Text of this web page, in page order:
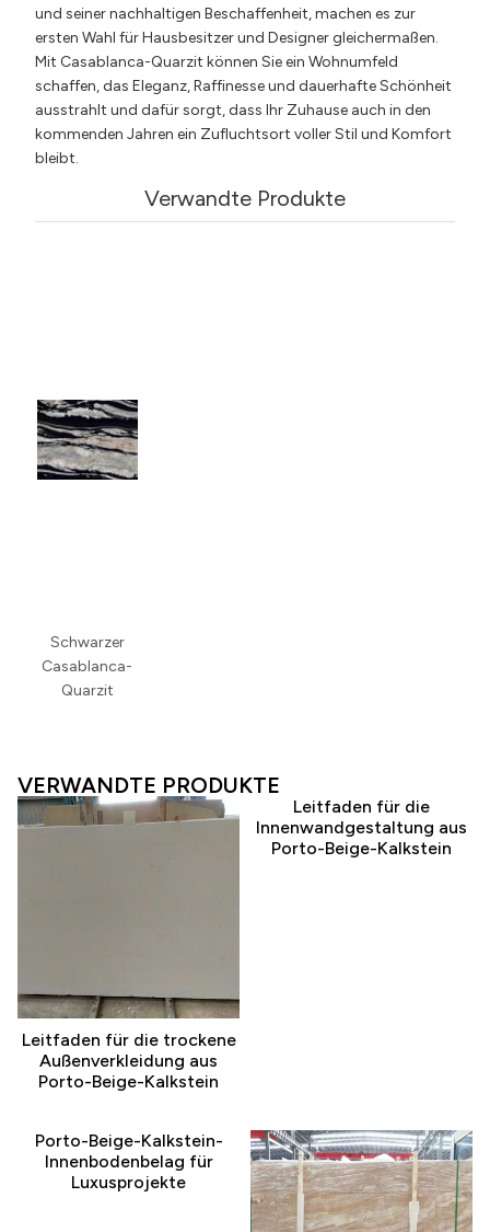
und seiner nachhaltigen Beschaffenheit, machen es zur
ersten Wahl für Hausbesitzer und Designer gleichermaßen.
Mit Casablanca-Quarzit können Sie ein Wohnumfeld
schaffen, das Eleganz, Raffinesse und dauerhafte Schönheit
ausstrahlt und dafür sorgt, dass Ihr Zuhause auch in den
kommenden Jahren ein Zufluchtsort voller Stil und Komfort
bleibt.
Verwandte Produkte
Schwarzer
Casablanca-
Quarzit
VERWANDTE PRODUKTE
Leitfaden für die trockene
Außenverkleidung aus
Porto-Beige-Kalkstein
Leitfaden für die
Innenwandgestaltung aus
Porto-Beige-Kalkstein
Porto-Beige-Kalkstein-
Innenbodenbelag für
Luxusprojekte